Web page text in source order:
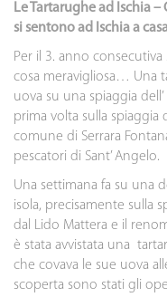
Le Tartarughe ad Ischia–
si sentono ad Ischia a
Per il 3. anno
cosa meravigliosa… Una
uova su una spiaggia
prima volta sulla spiaggia
comune di Serrara
pescatori di Sant’ Angelo.
Una settimana fa su una
isola, precisamente sulla
dal Lido Mattera e il
è stata avvistata una
che covava le sue uova
scoperta sono stati gli